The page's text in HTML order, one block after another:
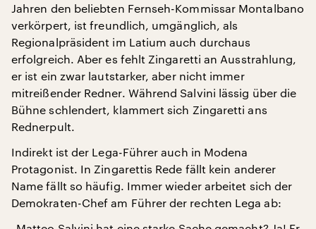
Jahren den beliebten Fernseh-Kommissar Montalbano
verkörpert, ist freundlich, umgänglich, als
Regionalpräsident im Latium auch durchaus
erfolgreich. Aber es fehlt Zingaretti an Ausstrahlung,
er ist ein zwar lautstarker, aber nicht immer
mitreißender Redner. Während Salvini lässig über die
Bühne schlendert, klammert sich Zingaretti ans
Rednerpult.
Indirekt ist der Lega-Führer auch in Modena
Protagonist. In Zingarettis Rede fällt kein anderer
Name fällt so häufig. Immer wieder arbeitet sich der
Demokraten-Chef am Führer der rechten Lega ab: